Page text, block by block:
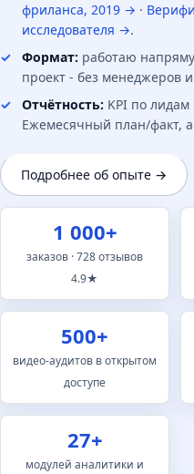
фриланса, 2019 → ·
исследователя →.
Формат: работаю
проект - без менеджеров
Отчётность: KPI по лидам
Ежемесячный план/факт,
Подробнее об опыте →
1 000+
заказов · 728 отзывов
4.9★
500+
видео-аудитов в открытом
доступе
27+
модулей аналитики и